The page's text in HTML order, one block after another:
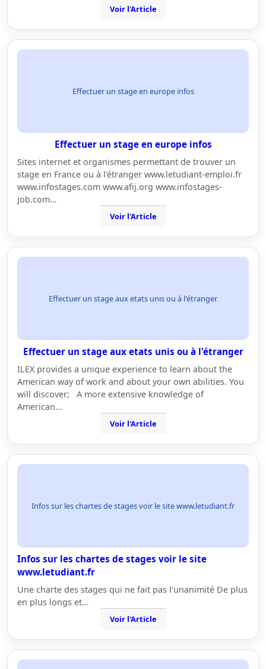
Voir l'Article
Effectuer un stage en europe infos
Effectuer un stage en europe infos
Sites internet et organismes permettant de trouver un
stage en France ou à l'étranger www.letudiant-emploi.fr
www.infostages.com www.afij.org www.infostages-
job.com…
Voir l'Article
Effectuer un stage aux etats unis ou à l'étranger
Effectuer un stage aux etats unis ou à l'étranger
ILEX provides a unique experience to learn about the
American way of work and about your own abilities. You
will discover; A more extensive knowledge of
American…
Voir l'Article
Infos sur les chartes de stages voir le site www.letudiant.fr
Infos sur les chartes de stages voir le site
www.letudiant.fr
Une charte des stages qui ne fait pas l’unanimité De plus
en plus longs et…
Voir l'Article